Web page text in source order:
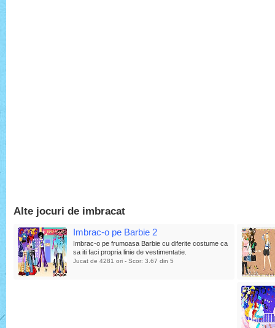
Alte jocuri de imbracat
Imbrac-o pe Barbie 2
Imbrac-o pe frumoasa Barbie cu diferite costume ca
sa iti faci propria linie de vestimentatie.
Jucat de 4281 ori - Scor: 3.67 din 5